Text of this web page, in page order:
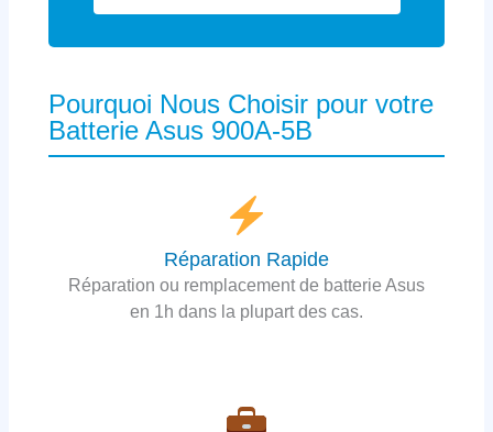
Pourquoi Nous Choisir pour votre
Batterie Asus 900A-5B
Réparation Rapide
Réparation ou remplacement de batterie Asus
en 1h dans la plupart des cas.